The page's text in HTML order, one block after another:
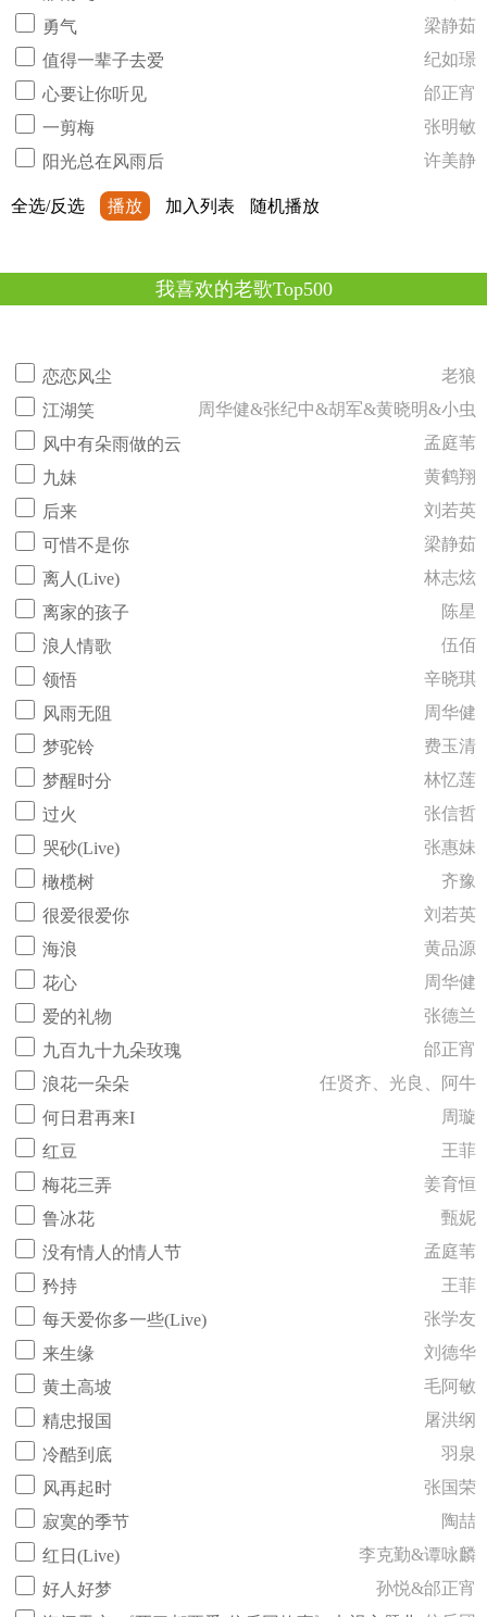
勇气
梁静茹
值得一辈子去爱
纪如璟
心要让你听见
邰正宵
一剪梅
张明敏
阳光总在风雨后
许美静
全选/反选 播放 加入列表 随机播放
我喜欢的老歌Top500
恋恋风尘
老狼
江湖笑
周华健&张纪中&胡军&黄晓明&小虫
风中有朵雨做的云
孟庭苇
九妹
黄鹤翔
后来
刘若英
可惜不是你
梁静茹
离人(Live)
林志炫
离家的孩子
陈星
浪人情歌
伍佰
领悟
辛晓琪
风雨无阻
周华健
梦驼铃
费玉清
梦醒时分
林忆莲
过火
张信哲
哭砂(Live)
张惠妹
橄榄树
齐豫
很爱很爱你
刘若英
海浪
黄品源
花心
周华健
爱的礼物
张德兰
九百九十九朵玫瑰
邰正宵
浪花一朵朵
任贤齐、光良、阿牛
何日君再来I
周璇
红豆
王菲
梅花三弄
姜育恒
鲁冰花
甄妮
没有情人的情人节
孟庭苇
矜持
王菲
每天爱你多一些(Live)
张学友
来生缘
刘德华
黄土高坡
毛阿敏
精忠报国
屠洪纲
冷酷到底
羽泉
风再起时
张国荣
寂寞的季节
陶喆
红日(Live)
李克勤&谭咏麟
好人好梦
孙悦&邰正宵